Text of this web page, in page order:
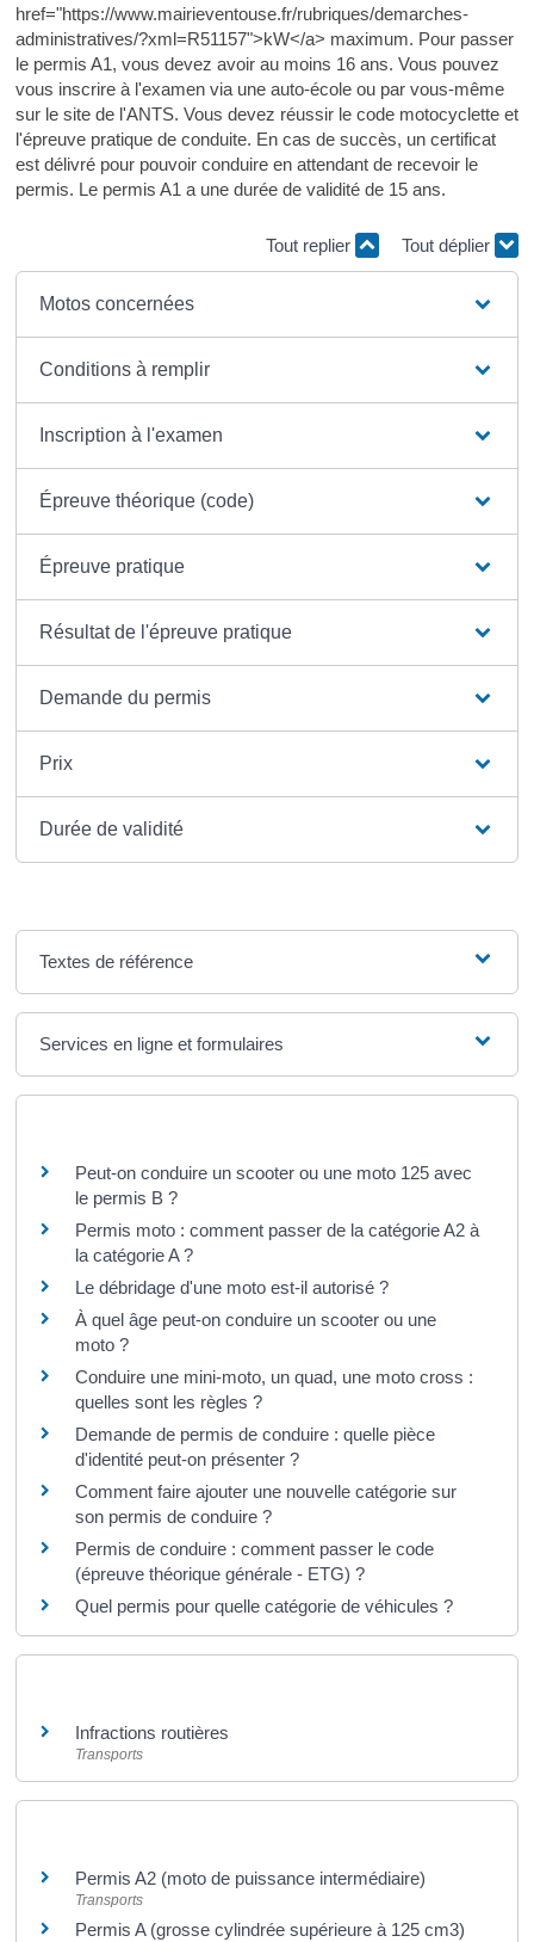
href="https://www.mairieventouse.fr/rubriques/demarches-
administratives/?xml=R51157">kW</a> maximum. Pour passer
le permis A1, vous devez avoir au moins 16 ans. Vous pouvez
vous inscrire à l'examen via une auto-école ou par vous-même
sur le site de l'ANTS. Vous devez réussir le code motocyclette et
l'épreuve pratique de conduite. En cas de succès, un certificat
est délivré pour pouvoir conduire en attendant de recevoir le
permis. Le permis A1 a une durée de validité de 15 ans.
Tout replier Tout déplier
Motos concernées
Conditions à remplir
Inscription à l'examen
Épreuve théorique (code)
Épreuve pratique
Résultat de l'épreuve pratique
Demande du permis
Prix
Durée de validité
Textes de référence
Services en ligne et formulaires
Peut-on conduire un scooter ou une moto 125 avec
le permis B ?
Permis moto : comment passer de la catégorie A2 à
la catégorie A ?
Le débridage d'une moto est-il autorisé ?
À quel âge peut-on conduire un scooter ou une
moto ?
Conduire une mini-moto, un quad, une moto cross :
quelles sont les règles ?
Demande de permis de conduire : quelle pièce
d'identité peut-on présenter ?
Comment faire ajouter une nouvelle catégorie sur
son permis de conduire ?
Permis de conduire : comment passer le code
(épreuve théorique générale - ETG) ?
Quel permis pour quelle catégorie de véhicules ?
Infractions routières
Transports
Permis A2 (moto de puissance intermédiaire)
Transports
Permis A (grosse cylindrée supérieure à 125 cm3)